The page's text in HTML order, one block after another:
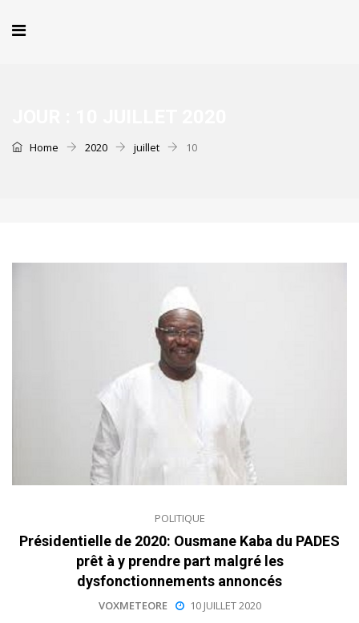
Home 2020 juillet 10
POLITIQUE
Présidentielle de 2020: Ousmane Kaba du PADES
prêt à y prendre part malgré les
dysfonctionnements annoncés
VOXMETEORE 10 JUILLET 2020